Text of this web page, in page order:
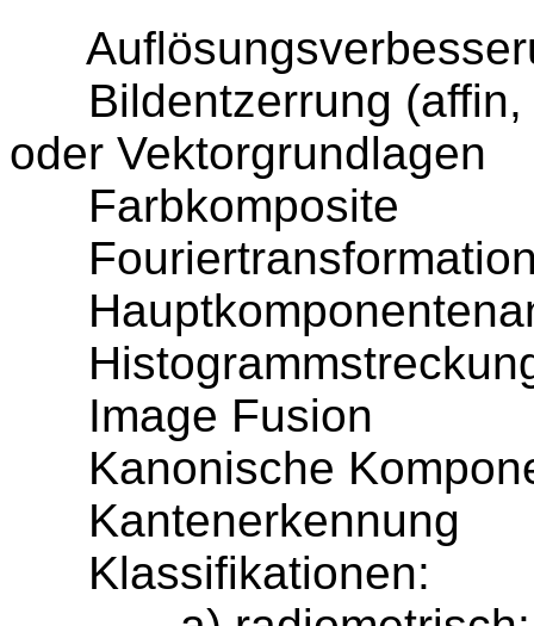
Bildentzerrung (affin,
oder Vektorgrundlagen
Farbkomposite
Image Fusion
Kanonische
Kantenerkennung
Klassifikationen: